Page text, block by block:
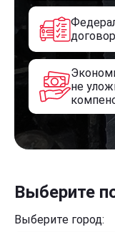
не
Выберите
Выберите город: